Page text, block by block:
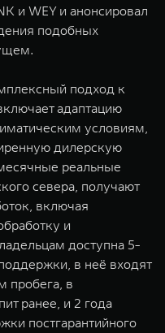
и WEY и анонсировал
подобных
подход к
адаптацию
условиям,
дилерскую
реальные
севера, получают
включая
и
доступна 5-
в неё входят
пробега, в
ранее, и 2 года
постгарантийного